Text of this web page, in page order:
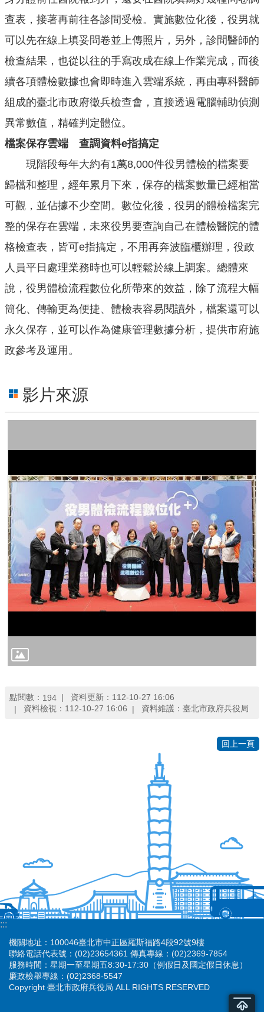
雙
語
詞
臺
北
卡
政
府
資
料
開
宣
告
網
安
全
政
策
隱
保
政
我
們
查表，接著再前往各診間受檢。實施數位化後，役男就
可以先在線上填妥問卷並上傳照片，另外，診間醫師的
檢查結果，也從以往的手寫改成在線上作業完成，而後
續各項體檢數據也會即時進入雲端系統，再由專科醫師
組成的臺北市政府徵兵檢查會，直接透過電腦輔助偵測
異常數值，精確判定體位。
檔案保存雲端 查調資料e指搞定
現階段每年大約有1萬8,000件役男體檢的檔案要
歸檔和整理，經年累月下來，保存的檔案數量已經相當
可觀，並佔據不少空間。數位化後，役男的體檢檔案完
整的保存在雲端，未來役男要查詢自己在體檢醫院的體
格檢查表，皆可e指搞定，不用再奔波臨櫃辦理，役政
人員平日處理業務時也可以輕鬆於線上調案。總體來
說，役男體檢流程數位化所帶來的效益，除了流程大幅
簡化、傳輸更為便捷、體檢表容易閱讀外，檔案還可以
永久保存，並可以作為健康管理數據分析，提供市府施
政參考及運用。
影片來源
點閱數： 194
資料更新：112-10-27 16:06
資料檢視：112-10-27 16:06
資料維護：臺北市政府兵役局
回上一頁
:::
機關地址：100046臺北市中正區羅斯福路4段92號9樓
聯絡電話代表號：(02)23654361 傳真專線：(02)2369-7854
服務時間：星期一至星期五8:30-17:30（例假日及國定假日休息）
廉政檢舉專線：(02)2368-5547
Copyright 臺北市政府兵役局 ALL RIGHTS RESERVED